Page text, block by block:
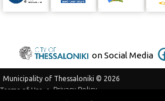
on Social Media
Municipality of Thessaloniki © 2026
Terms of Use
Privacy Policy